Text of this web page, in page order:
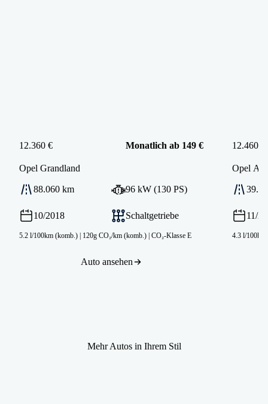
12.360 € Monatlich ab 149 €
Opel Grandland
88.060 km 96 kW (130 PS)
10/2018 Schaltgetriebe
5.2 l/100km (komb.) | 120g CO₂/km (komb.) | CO₂-Klasse E
Auto ansehen
12.460 €
Opel
11/
4.3 l/
Mehr Autos in Ihrem Stil